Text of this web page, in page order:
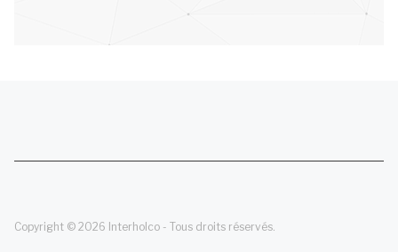
Copyright © 2026 Interholco - Tous droits réservés.